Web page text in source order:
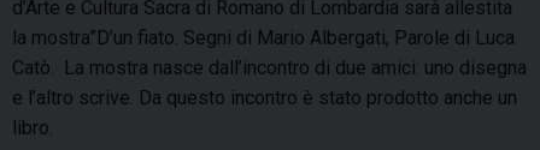
d’Arte e Cultura Sacra di Romano di Lombardia sarà allestita
la mostra”D’un fiato. Segni di Mario Albergati, Parole di Luca
Catò. La mostra nasce dall’incontro di due amici: uno disegna
e l’altro scrive. Da questo incontro è stato prodotto anche un
libro.